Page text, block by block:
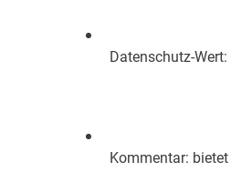
Datenschutz-
Kommentar: